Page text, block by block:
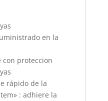
en la
con proteccion
rápido de la
: adhiere la